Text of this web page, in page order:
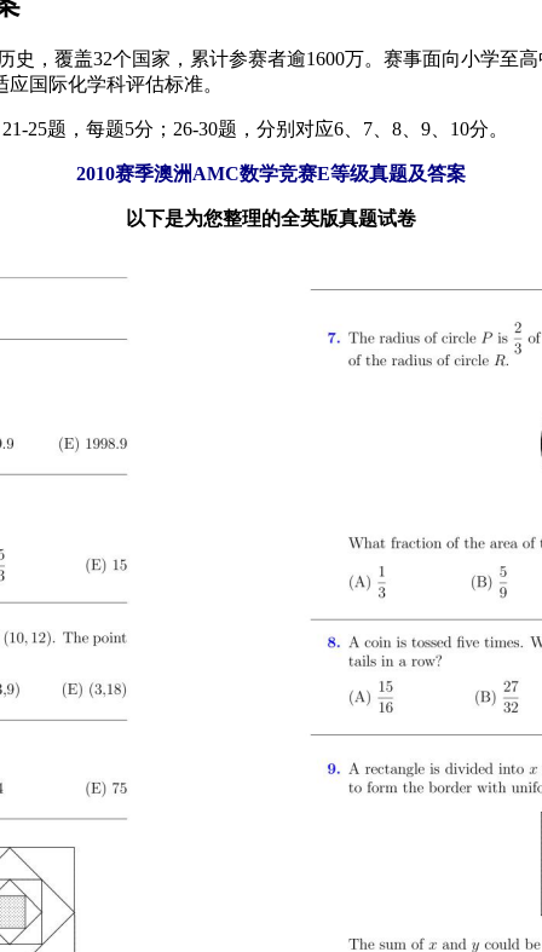
，覆盖32个国家，累计参赛者逾1600万。赛事面向小学至
国际化学科评估标准。
25题，每题5分；26-30题，分别对应6、7、8、9、10分。
2010赛季澳洲AMC数学竞赛E等级真题及答案
以下是为您整理的全英版真题试卷